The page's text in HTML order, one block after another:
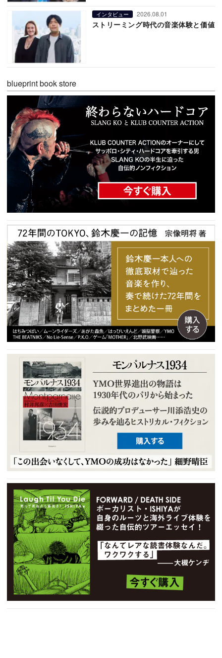
インタビュー 2026.08.01
ストリーミング時代の音楽体験と価値
blueprint book store